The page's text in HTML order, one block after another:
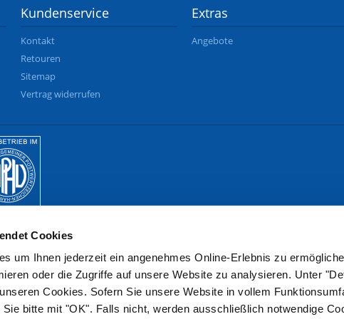
Cookies
um Ihnen jederzeit ein angenehmes Online-Erlebnis zu
oder die Zugriffe auf unsere Website zu analysieren. Unter
Cookies. Sofern Sie unsere Website in vollem
bitte mit "OK". Falls nicht, werden ausschließlich notwendige
Kundenservice
Kontakt
Retouren
Sitemap
Vertrag widerrufen
Extras
Angebote